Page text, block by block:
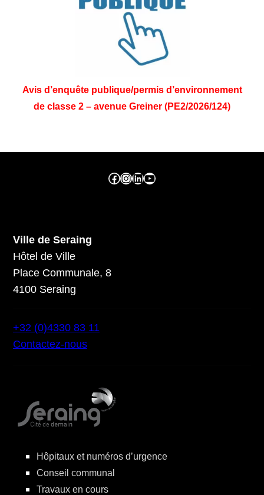
Avis d’enquête publique/permis d’environnement
de classe 2 – avenue Greiner (PE2/2026/124)
Facebook ville de seraing Instragram ville de seraing linkedin – ville de seraing YouTube
Ville de Seraing
Hôtel de Ville
Place Communale, 8
4100 Seraing
+32 (0)4330 83 11
Contactez-nous
Hôpitaux et numéros d’urgence
Conseil communal
Travaux en cours